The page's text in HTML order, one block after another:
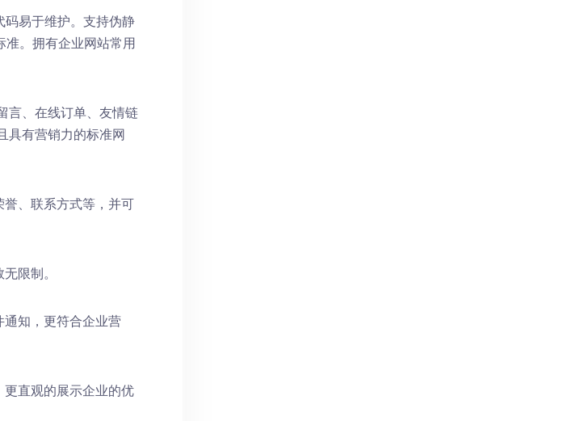
易于维护。支持伪静
。拥有企业网站常用
言、在线订单、友情链
具有营销力的标准网
、联系方式等，并可
限制。
知，更符合企业营
直观的展示企业的优